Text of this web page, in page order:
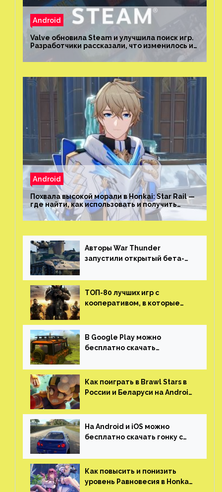
Android
Valve обновила Steam и улучшила поиск игр.
Разработчики рассказали, что изменилось и
Android
Похвала высокой морали в Honkai: Star Rail —
где найти, как использовать и получить
скрытые достижения
Авторы War Thunder
запустили открытый бета-
трейлер и скриншоты
ТОП-80 лучших игр с
кооперативом, в которые
(никаких MMO)
В Google Play можно
бесплатно скачать
открытым миром, прокачкой,
гонками и тюнингом машины
Как поиграть в Brawl Stars в
России и Беларуси на Android
На Android и iOS можно
бесплатно скачать гонку с
который больше, чем в
Skyrim и GTA: San Andreas
Как повысить и понизить
уровень Равновесия в Honkai: